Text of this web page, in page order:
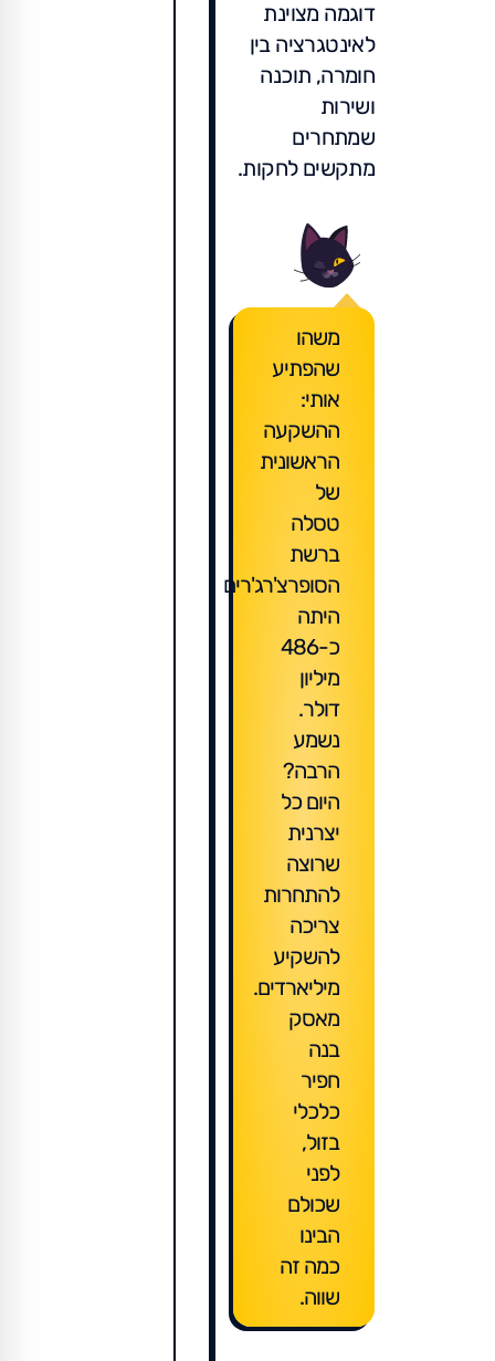
דוגמה מצוינת
לאינטגרציה בין
חומרה, תוכנה
ושירות
שמתחרים
מתקשים לחקות.
משהו
שהפתיע
אותי:
ההשקעה
הראשונית
של
טסלה
ברשת
הסופרצ'רג'רים
היתה
כ-486
מיליון
דולר.
נשמע
הרבה?
היום כל
יצרנית
שרוצה
להתחרות
צריכה
להשקיע
מיליארדים.
מאסק
בנה
חפיר
כלכלי
בזול,
לפני
שכולם
הבינו
כמה זה
שווה.